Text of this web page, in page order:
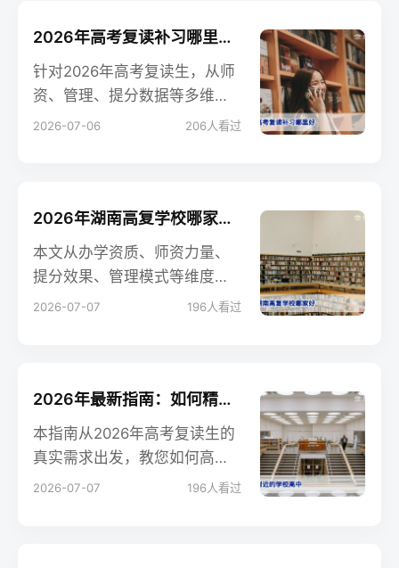
2026年高考复读补习哪里好？选校标准与提分策略权威指南
针对2026年高考复读生，从师
资、管理、提分数据等多维度
解答如何选择靠谱复读补习机
2026-07-06 206人看过
2026年湖南高复学校哪家好？深度对比与择校攻略（附避坑指南）
本文从办学资质、师资力量、
提分效果、管理模式等维度，
客观对比湖南主要高复学校，
2026-07-07 196人看过
2026年最新指南：如何精准找到附近的复读学校？附择校避坑技巧
本指南从2026年高考复读生的
真实需求出发，教您如何高效
筛选附近的优质复读学校，包
2026-07-07 196人看过